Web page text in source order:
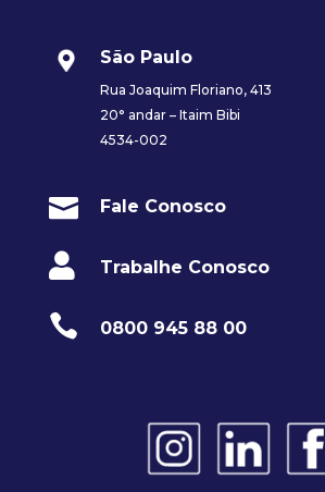
São Paulo
Rua Joaquim Floriano, 413
20° andar – Itaim Bibi
4534-002
 Fale Conosco
 Trabalhe Conosco
 0800 945 88 00